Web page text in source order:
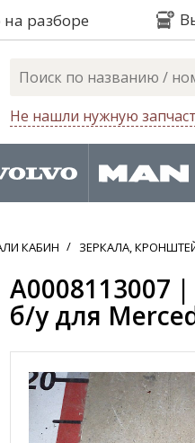
на разборе
Не нашли нужную
КАБИН ЗЕРКАЛА,
A0008113007
б/у для